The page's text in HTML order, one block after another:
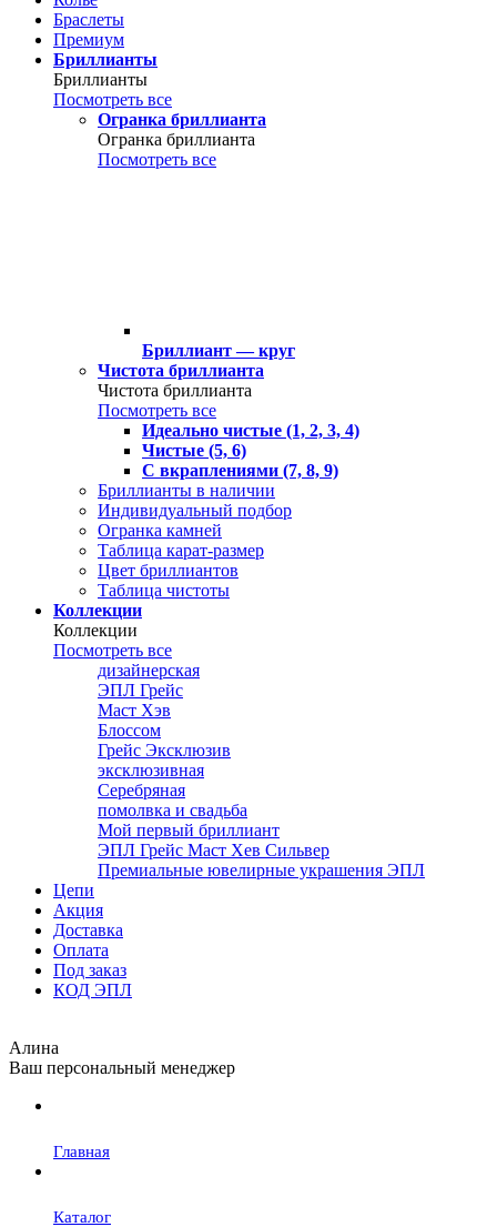
Браслеты
Премиум
Бриллианты
Бриллианты
Посмотреть все
Огранка бриллианта
Огранка бриллианта
Посмотреть все
Бриллиант — круг
Чистота бриллианта
Чистота бриллианта
Посмотреть все
Идеально чистые (1, 2, 3, 4)
Чистые (5, 6)
С вкраплениями (7, 8, 9)
Бриллианты в наличии
Индивидуальный подбор
Огранка камней
Таблица карат-размер
Цвет бриллиантов
Таблица чистоты
Коллекции
Коллекции
Посмотреть все
дизайнерская
ЭПЛ Грейс
Маст Хэв
Блоссом
Грейс Эксклюзив
эксклюзивная
Серебряная
помолвка и свадьба
Мой первый бриллиант
ЭПЛ Грейс Маст Хев Сильвер
Премиальные ювелирные украшения ЭПЛ
Цепи
Акция
Доставка
Оплата
Под заказ
КОД ЭПЛ
Алина
Ваш персональный менеджер
Главная
Каталог